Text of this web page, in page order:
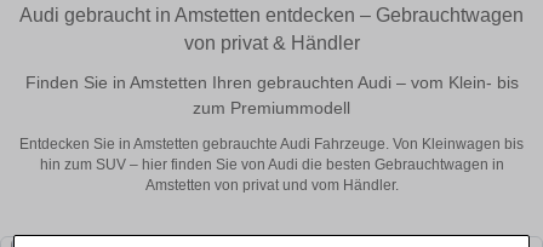
Audi gebraucht in Amstetten entdecken – Gebrauchtwagen
von privat & Händler
Finden Sie in Amstetten Ihren gebrauchten Audi – vom Klein- bis
zum Premiummodell
Entdecken Sie in Amstetten gebrauchte Audi Fahrzeuge. Von Kleinwagen bis
hin zum SUV – hier finden Sie von Audi die besten Gebrauchtwagen in
Amstetten von privat und vom Händler.